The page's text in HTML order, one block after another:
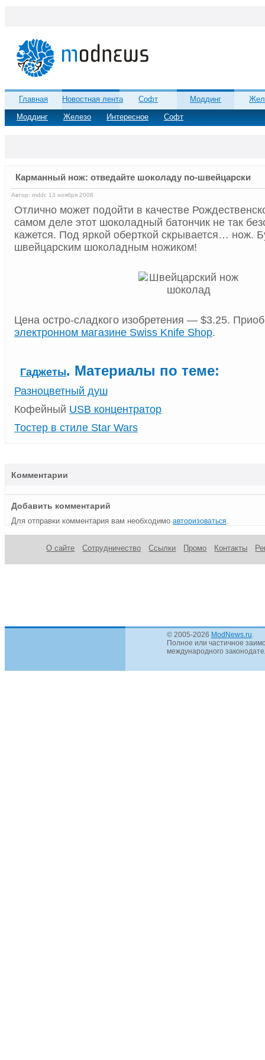
Главная
Новостная лента
Моддинг
Железо Интересное Софт
Софт Моддинг
Карманный нож: отведайте шоколаду по-швейцарски
Автор: mddr, 13 ноября 2008
Отлично может подойти в качестве
самом деле этот шоколадный батончик не так
кажется. Под яркой оберткой скрывается… нож.
швейцарским шоколадным ножиком!
Цена остро-сладкого изобретения — $3.25.
электронном магазине Swiss Knife Shop.
Гаджеты. Материалы по теме:
Разноцветный душ
Кофейный USB концентратор
Тостер в стиле Star Wars
Комментарии
Добавить комментарий
Для отправки комментария вам необходимо авторизоваться
О сайте Сотрудничество Ссылки Промо Контакты
© 2005-2026 ModNews.ru
Полное или частичное
международного